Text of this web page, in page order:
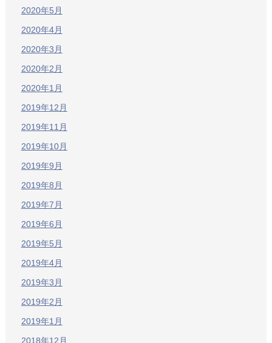
2020年5月
2020年4月
2020年3月
2020年2月
2020年1月
2019年12月
2019年11月
2019年10月
2019年9月
2019年8月
2019年7月
2019年6月
2019年5月
2019年4月
2019年3月
2019年2月
2019年1月
2018年12月